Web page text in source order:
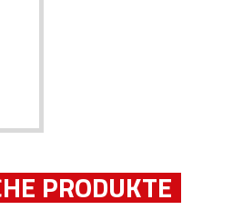
PRODUKTE